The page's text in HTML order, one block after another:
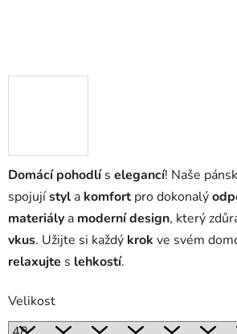
Domácí pohodlís elegancí! Naše
spojujístyl a komfortpro dokonalý
materiály a moderní design, který
vkus. Užijte si každý krok ve svém
relaxujte s lehkostí.
Velikost